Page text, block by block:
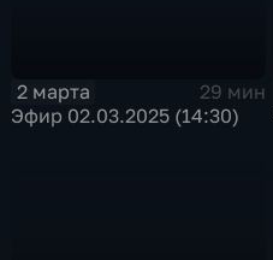
2 марта
29 мин
Эфир 02.03.2025 (14:30)